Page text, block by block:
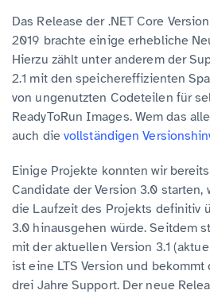
Das Release der .NET Core
2019 brachte einige erhebliche
Hierzu zählt unter anderem der
2.1 mit den speichereffizienten
von ungenutzten Codeteilen für
ReadyToRun Images. Wem das
auch die vollständigen
Einige Projekte konnten wir
Candidate der Version 3.0 starten,
die Laufzeit des Projekts definitiv
3.0 hinausgehen würde. Seitdem
mit der aktuellen Version 3.1
ist eine LTS Version und
drei Jahre Support. Der neue